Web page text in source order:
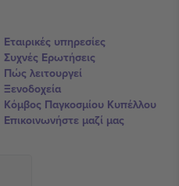
Εταιρικές υπηρεσίες
Συχνές Ερωτήσεις
Πώς λειτουργεί
Ξενοδοχεία
Κόμβος Παγκοσμίου Κυπέλλου
Επικοινωνήστε μαζί μας